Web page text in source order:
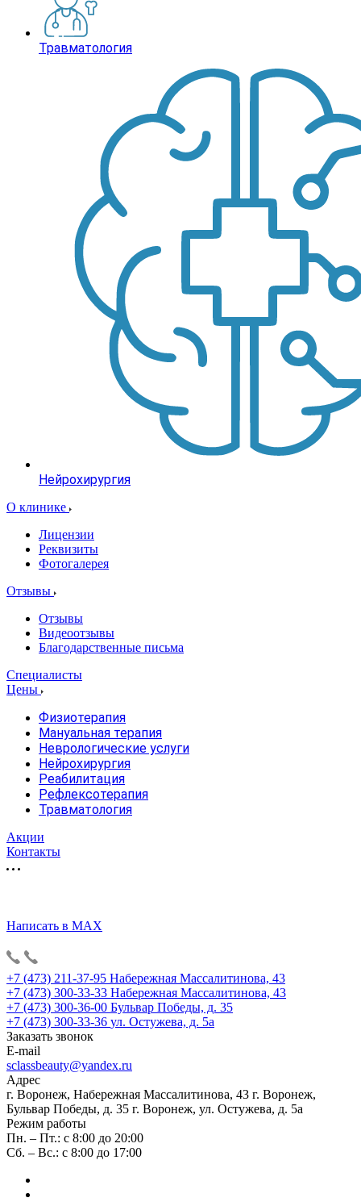
Травматология
Нейрохирургия
О клинике
Лицензии
Реквизиты
Фотогалерея
Отзывы
Отзывы
Видеоотзывы
Благодарственные письма
Специалисты
Цены
Физиотерапия
Мануальная терапия
Неврологические услуги
Нейрохирургия
Реабилитация
Рефлексотерапия
Травматология
Акции
Контакты
Написать в MAX
+7 (473) 211-37-95 Набережная Массалитинова, 43
+7 (473) 300-33-33 Набережная Массалитинова, 43
+7 (473) 300-36-00 Бульвар Победы, д. 35
+7 (473) 300-33-36 ул. Остужева, д. 5а
Заказать звонок
E-mail
sclassbeauty@yandex.ru
Адрес
г. Воронеж, Набережная Массалитинова, 43 г. Воронеж,
Бульвар Победы, д. 35 г. Воронеж, ул. Остужева, д. 5а
Режим работы
Пн. – Пт.: с 8:00 до 20:00
Сб. – Вс.: с 8:00 до 17:00